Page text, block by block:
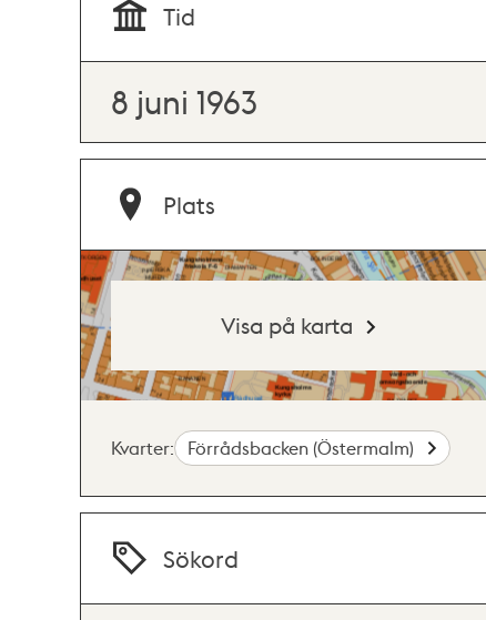
Tid
8 juni 1963
Plats
Visa på karta
Kvarter: Förrådsbacken (Östermalm)
Sökord